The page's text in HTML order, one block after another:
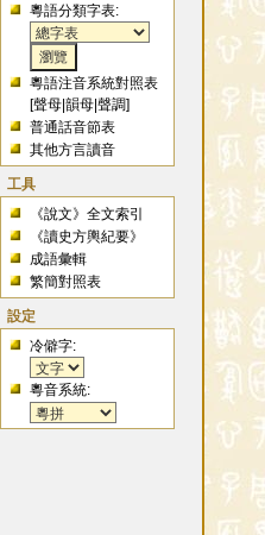
粵語分類字表:
粵語注音系統對照表
[聲母 |韻母 |聲調]
普通話音節表
其他方言讀音
工具
《說文》全文索引
《讀史方輿紀要》
成語彙輯
繁簡對照表
設定
冷僻字:
粵音系統: